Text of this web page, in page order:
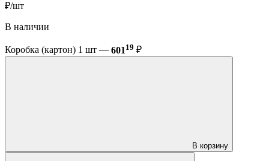
₽/шт
В наличии
Коробка (картон) 1 шт — 601 19 ₽
В корзину